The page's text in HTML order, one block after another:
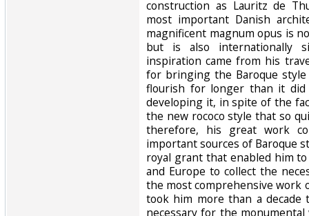
construction as Lauritz de
most important Danish
magnificent magnum opus is
but is also internationally
inspiration came from his
for bringing the Baroque
flourish for longer than it
developing it, in spite of the
the new rococo style that so
therefore, his great work
important sources of Baroque
royal grant that enabled him
and Europe to collect the
the most comprehensive work
took him more than a
necessary for the